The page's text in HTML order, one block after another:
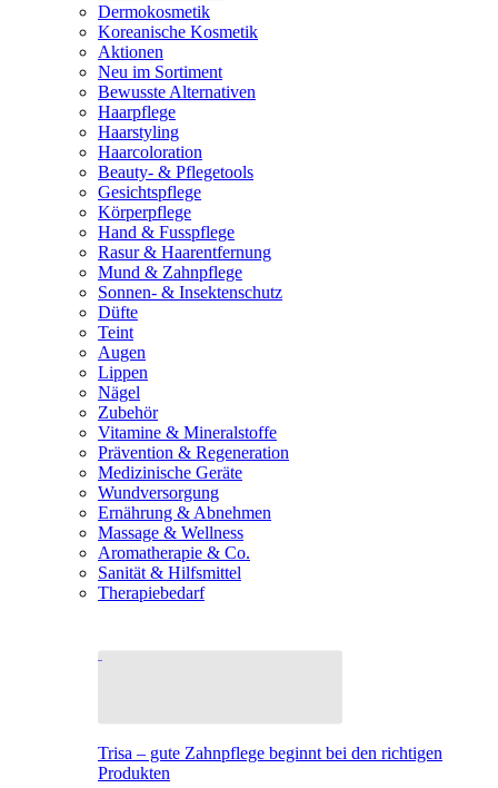
Dermokosmetik
Koreanische Kosmetik
Aktionen
Neu im Sortiment
Bewusste Alternativen
Haarpflege
Haarstyling
Haarcoloration
Beauty- & Pflegetools
Gesichtspflege
Körperpflege
Hand & Fusspflege
Rasur & Haarentfernung
Mund & Zahnpflege
Sonnen- & Insektenschutz
Düfte
Teint
Augen
Lippen
Nägel
Zubehör
Vitamine & Mineralstoffe
Prävention & Regeneration
Medizinische Geräte
Wundversorgung
Ernährung & Abnehmen
Massage & Wellness
Aromatherapie & Co.
Sanität & Hilfsmittel
Therapiebedarf
Trisa – gute Zahnpflege beginnt bei den richtigen
Produkten